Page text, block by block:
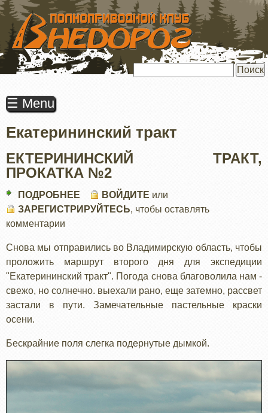
ПЕРЕЙТИ
ОСНОВНОМУ
СОДЕРЖАНИЮ
☰ Menu
Екатерининский тракт
ЕКТЕРИНИНСКИЙ ТРАКТ,
ПРОКАТКА №2
ПОДРОБНЕЕ
ЕКТЕРИНИНСКИЙ
№2
ВОЙДИТЕ или
ЗАРЕГИСТРИРУЙТЕСЬ, чтобы оставлять
комментарии
Снова мы отправились во Владимирскую область, чтобы
проложить маршрут второго дня для экспедиции
"Екатерининский тракт". Погода снова благоволила нам -
свежо, но солнечно. выехали рано, еще затемно, рассвет
застали в пути. Замечательные пастельные краски
осени.
Бескрайние поля слегка подернутые дымкой.